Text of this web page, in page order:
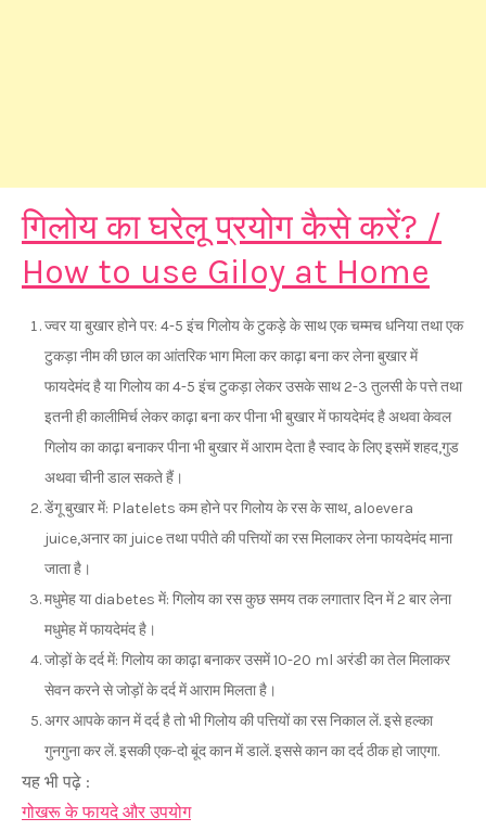
गिलोय का घरेलू प्रयोग कैसे करें? /
How to use Giloy at Home
ज्वर या बुखार होने पर: 4-5 इंच गिलोय के टुकड़े के साथ एक चम्मच धनिया तथा एक
टुकड़ा नीम की छाल का आंतरिक भाग मिला कर काढ़ा बना कर लेना बुखार में
फायदेमंद है या गिलोय का 4-5 इंच टुकड़ा लेकर उसके साथ 2-3 तुलसी के पत्ते तथा
इतनी ही कालीमिर्च लेकर काढ़ा बना कर पीना भी बुखार में फायदेमंद है अथवा केवल
गिलोय का काढ़ा बनाकर पीना भी बुखार में आराम देता है स्वाद के लिए इसमें शहद,गुड
अथवा चीनी डाल सकते हैं।
डेंगू बुखार में: Platelets कम होने पर गिलोय के रस के साथ, aloevera
juice,अनार का juice तथा पपीते की पत्तियों का रस मिलाकर लेना फायदेमंद माना
जाता है।
मधुमेह या diabetes में: गिलोय का रस कुछ समय तक लगातार दिन में 2 बार लेना
मधुमेह में फायदेमंद है।
जोड़ों के दर्द में: गिलोय का काढ़ा बनाकर उसमें 10-20 ml अरंडी का तेल मिलाकर
सेवन करने से जोड़ों के दर्द में आराम मिलता है।
अगर आपके कान में दर्द है तो भी गिलोय की पत्त‍ियों का रस निकाल लें. इसे हल्का
गुनगुना कर लें. इसकी एक-दो बूंद कान में डालें. इससे कान का दर्द ठीक हो जाएगा.
यह भी पढ़े :
गोखरू के फायदे और उपयोग